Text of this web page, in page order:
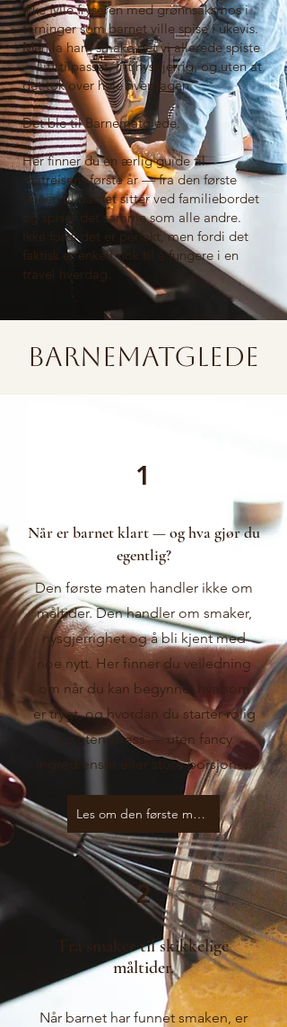
Ikke fylle fryseren med grønnsaksmos i
terninger som barnet ville spise i ukevis.
Men la ham smake det vi allerede spiste
— litt tilpasset, litt nysgjerrig, og uten at
det tok over hele hverdagen.
Det ble til Barnematglede.
Her finner du en ærlig guide til
matreisens første år — fra den første
skjeen til barnet sitter ved familiebordet
og spiser det samme som alle andre.
Ikke fordi det er perfekt, men fordi det
faktisk er enkelt nok til å fungere i en
travel hverdag.
Barnematglede
1
Når er barnet klart — og hva gjør du
egentlig?
Den første maten handler ikke om
måltider. Den handler om smaker,
nysgjerrighet og å bli kjent med
noe nytt. Her finner du veiledning
om når du kan begynne, hva som
er trygt, og hvordan du starter rolig
og uten stress — uten fancy
ingredienser eller store porsjoner.
Les om den første maten
2
Fra smaker til skikkelige
måltider.
Når barnet har funnet smaken, er